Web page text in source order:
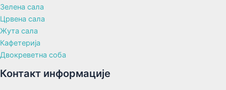
Зелена сала
Црвена сала
Жута сала
Кафетерија
Двокреветна соба
Контакт информације